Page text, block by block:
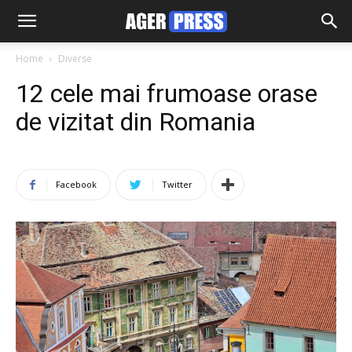
Home Diverse
12 cele mai frumoase orase
de vizitat din Romania
Facebook Twitter